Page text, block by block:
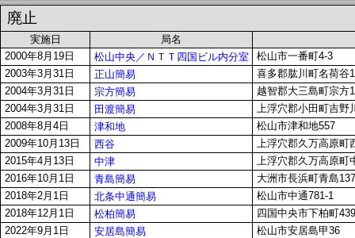
廃止
実施日
局名
2000年8月19日
松山中央／ＮＴＴ四国ビル内分室
松山市一番町4-3
2003年3月31日
正山簡易
喜多郡肱川町名荷谷
2004年3月31日
宗方簡易
越智郡大三島町宗方
2004年3月31日
田渡簡易
上浮穴郡小田町吉野
2008年8月4日
津和地
松山市津和地557
2009年10月13日
西谷
上浮穴郡久万高原町
2015年4月13日
中津
上浮穴郡久万高原町
2016年10月1日
青島簡易
大洲市長浜町青島
2018年2月1日
北条中通簡易
松山市中通781-1
2018年12月1日
松柏簡易
四国中央市下柏町
2022年9月1日
安居島簡易
松山市安居島甲36